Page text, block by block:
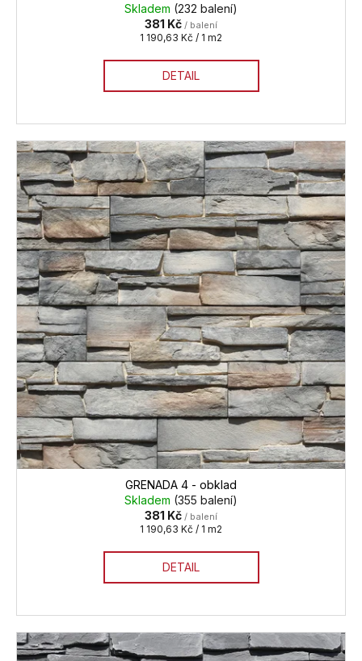
Skladem (232 balení)
381 Kč / balení
Měrná
1 190,63 Kč / 1 m2
DETAIL
GRENADA 4 - obklad
Skladem (355 balení)
381 Kč / balení
Měrná
1 190,63 Kč / 1 m2
DETAIL